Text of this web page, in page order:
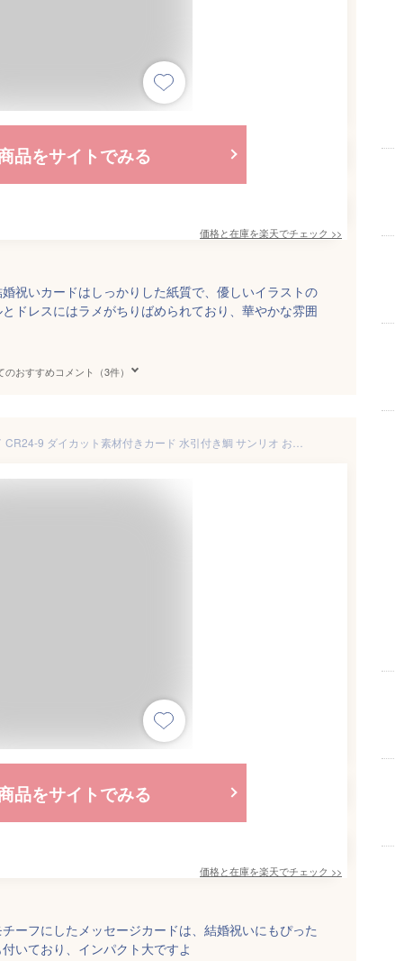
品をサイトでみる
価格と在庫を楽天でチェック >>
祝いカードはしっかりした紙質で、優しいイラストの
ドレスにはラメがちりばめられており、華やかな雰囲
のおすすめコメント（3件）
品をサイトでみる
価格と在庫を楽天でチェック >>
ーフにしたメッセージカードは、結婚祝いにもぴった
いており、インパクト大ですよ